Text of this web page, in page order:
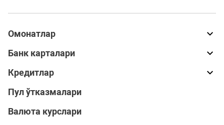
Омонатлар
Банк карталари
Кредитлар
Пул ўтказмалари
Валюта курслари